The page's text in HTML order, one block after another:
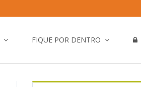
FIQUE POR DENTRO